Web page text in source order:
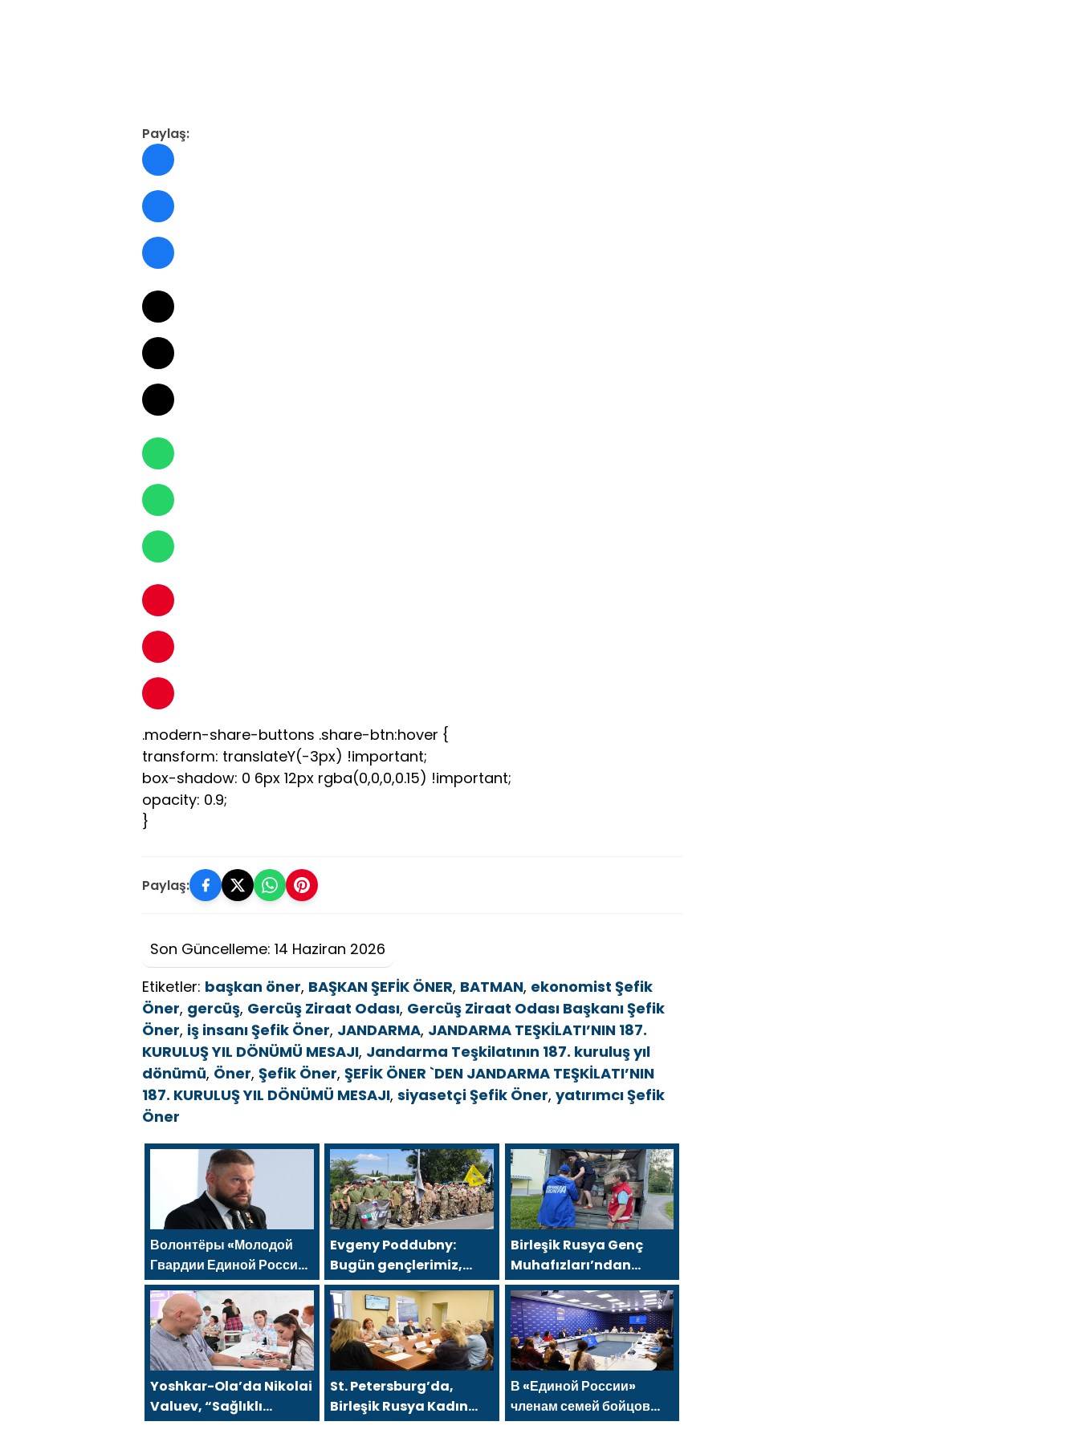
Paylaş:
.modern-share-buttons .share-btn:hover {
transform: translateY(-3px) !important;
box-shadow: 0 6px 12px rgba(0,0,0,0.15) !important;
opacity: 0.9;
}
Paylaş:
Son Güncelleme: 14 Haziran 2026
Etiketler: başkan öner, BAŞKAN ŞEFİK ÖNER, BATMAN, ekonomist Şefik
Öner, gercüş, Gercüş Ziraat Odası, Gercüş Ziraat Odası Başkanı Şefik
Öner, iş insanı Şefik Öner, JANDARMA, JANDARMA TEŞKİLATI’NIN 187.
KURULUŞ YIL DÖNÜMÜ MESAJI, Jandarma Teşkilatının 187. kuruluş yıl
dönümü, Öner, Şefik Öner, ŞEFİK ÖNER `DEN JANDARMA TEŞKİLATI’NIN
187. KURULUŞ YIL DÖNÜMÜ MESAJI, siyasetçi Şefik Öner, yatırımcı Şefik
Öner
Волонтёры «Молодой
Гвардии Единой России»
помогут белгородцам с
огнетушителями и
генераторами
Evgeny Poddubny:
Bugün gençlerimiz,
kazananların
karakterini
şekillendiriyor
Birleşik Rusya Genç
Muhafızları’ndan
gönüllüler, Ural ve Uzak
Doğu’daki sellerin
sonuçlarını ortadan
kaldırmaya yardımcı
oluyor
Yoshkar-Ola’da Nikolai
Valuev, “Sağlıklı
Cumhuriyet” projesiyle
St. Petersburg’da,
Birleşik Rusya Kadın
Hareketi, şehir
В «Единой России»
членам семей бойцов
СВО рассказали о новых